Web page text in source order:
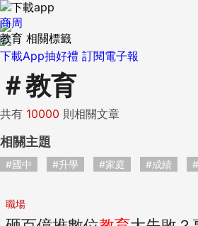
下載App抽好禮 訂閱電子報
商周
教育 相關標籤
＃教育
共有 10000 則相關文章
相關主題
#國中 #升學 #家庭 #成績
職場